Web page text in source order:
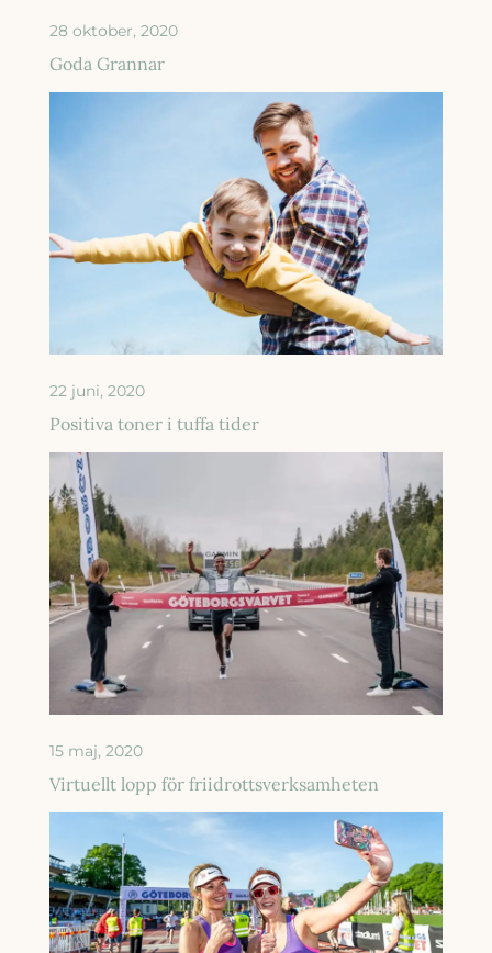
28 oktober, 2020
Goda Grannar
22 juni, 2020
Positiva toner i tuffa tider
15 maj, 2020
Virtuellt lopp för friidrottsverksamheten